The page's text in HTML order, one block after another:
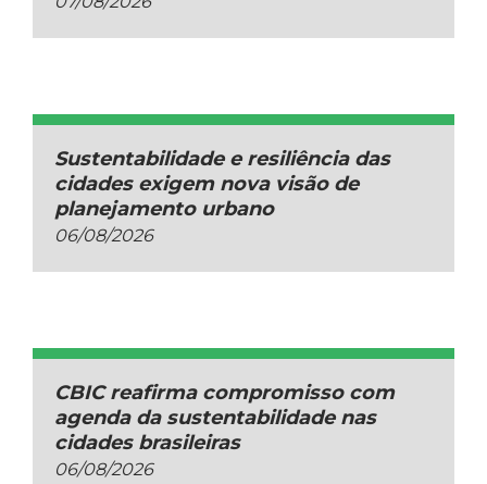
Sustentabilidade e resiliência das
cidades exigem nova visão de
planejamento urbano
06/08/2026
CBIC reafirma compromisso com
agenda da sustentabilidade nas
cidades brasileiras
06/08/2026